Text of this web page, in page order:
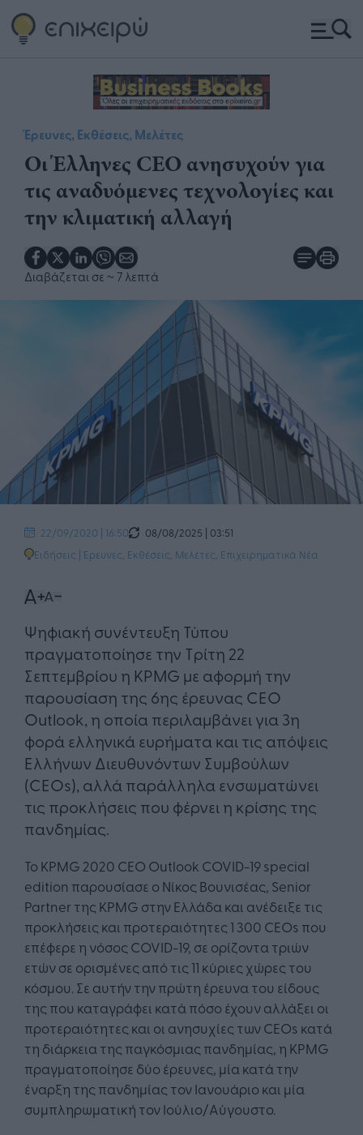
Έρευνες, Εκθέσεις, Μελέτες
Οι Έλληνες CEO ανησυχούν για
τις αναδυόμενες τεχνολογίες και
την κλιματική αλλαγή
Διαβάζεται σε ~ 7 λεπτά
22/09/2020 | 16:50
08/08/2025 | 03:51
Ειδήσεις |Έρευνες, Εκθέσεις, Μελέτες Επιχειρηματικά Νέα
​Ψηφιακή συνέντευξη Τύπου
πραγματοποίησε την Τρίτη 22
Σεπτεμβρίου η KPMG με αφορμή την
παρουσίαση της 6ης έρευνας CEO
Outlook, η οποία περιλαμβάνει για 3η
φορά ελληνικά ευρήματα και τις απόψεις
Ελλήνων Διευθυνόντων Συμβούλων
(CEOs), αλλά παράλληλα ενσωματώνει
τις προκλήσεις που φέρνει η κρίσης της
πανδημίας.
Το KPMG 2020 CEO Outlook COVID-19 special
edition παρουσίασε ο Νίκος Βουνισέας, Senior
Partner της KPMG στην Ελλάδα και ανέδειξε τις
προκλήσεις και προτεραιότητες 1 300 CEOs που
επέφερε η νόσος COVID-19, σε ορίζοντα τριών
ετών σε ορισμένες από τις 11 κύριες χώρες του
κόσμου. Σε αυτήν την πρώτη έρευνα του είδους
της που καταγράφει κατά πόσο έχουν αλλάξει οι
προτεραιότητες και οι ανησυχίες των CEOs κατά
τη διάρκεια της παγκόσμιας πανδημίας, η KPMG
πραγματοποίησε δύο έρευνες, μία κατά την
έναρξη της πανδημίας τον Ιανουάριο και μία
συμπληρωματική τον Ιούλιο/Αύγουστο.